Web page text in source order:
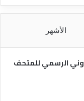
د
و
الأشهر
الرسمي للمتحف